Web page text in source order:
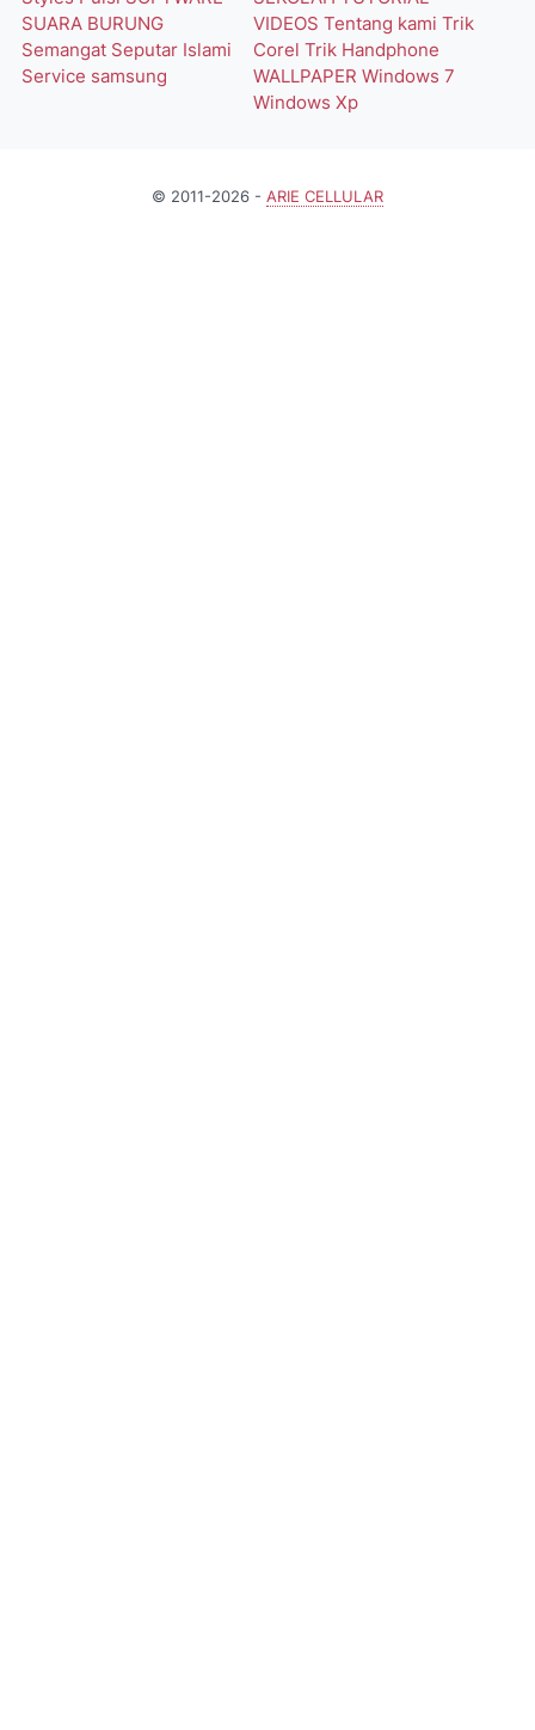
SUARA BURUNG
Semangat Seputar Islami
Service samsung
VIDEOS Tentang kami Trik
Corel Trik Handphone
WALLPAPER Windows 7
Windows Xp
© 2011-2026 - ARIE CELLULAR